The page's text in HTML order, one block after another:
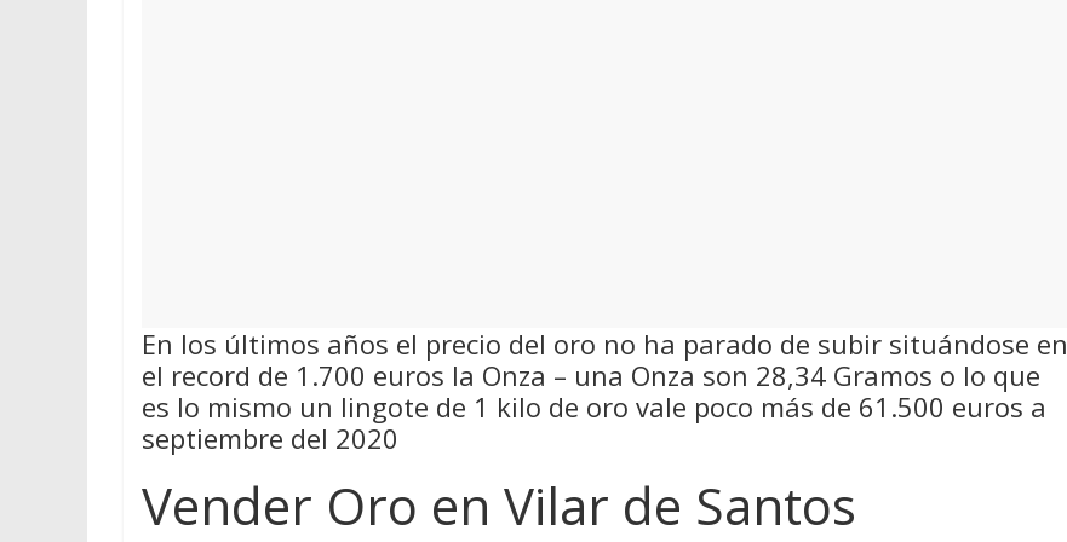
En los últimos años el precio del oro no ha parado de subir situándose en
el record de 1.700 euros la Onza – una Onza son 28,34 Gramos o lo que
es lo mismo un lingote de 1 kilo de oro vale poco más de 61.500 euros a
septiembre del 2020
Vender Oro en Vilar de Santos